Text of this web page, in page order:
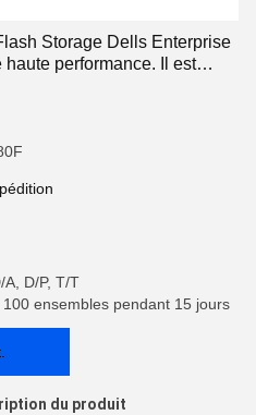
Storage Dells Enterprise
performance. Il est
D/P, T/T
ensembles pendant 15 jours
du produit